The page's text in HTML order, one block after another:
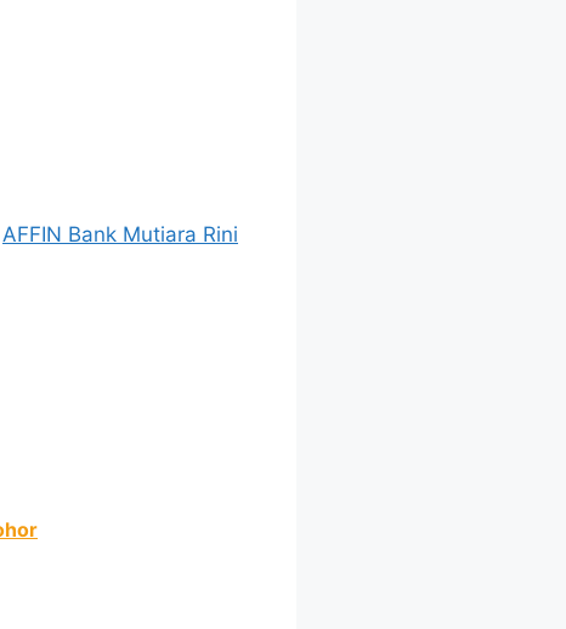
AFFIN Bank Mutiara Rini